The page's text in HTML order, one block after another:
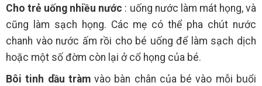
Cho trẻ uống nhiều nước : uống nước làm mát họng, và
cũng làm sạch họng. Các mẹ có thể pha chút nước
chanh vào nước ấm rồi cho bé uống để làm sạch dịch
hoặc một số đờm còn lại ở cổ họng của bé.
Bôi tinh dầu tràmvào bàn chân của bé vào mỗi buổi